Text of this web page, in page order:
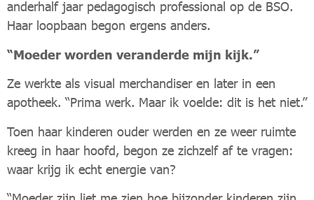
anderhalf jaar pedagogisch professional op de BSO.
Haar loopbaan begon ergens anders.
“Moeder worden veranderde mijn kijk.”
Ze werkte als visual merchandiser en later in een
apotheek. “Prima werk. Maar ik voelde: dit is het niet.”
Toen haar kinderen ouder werden en ze weer ruimte
kreeg in haar hoofd, begon ze zichzelf af te vragen:
waar krijg ik echt energie van?